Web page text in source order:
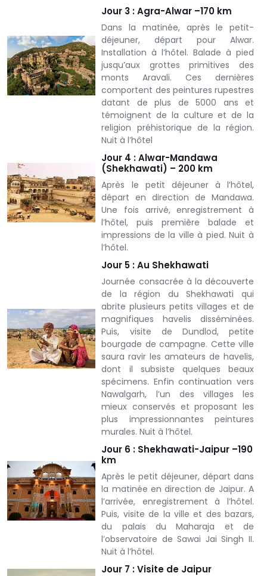
Jour 3 : Agra-Alwar –170 km
Dans la matinée, après le petit-
déjeuner, départ pour Alwar.
Installation à l’hôtel. Balade à pied
jusqu’aux grottes primitives des
monts Aravali. Ces dernières
comportent des peintures rupestres
datant de plus de 5000 ans et
témoignent de la culture et de la
religion préhistorique de la région.
Nuit à l’hôtel
Jour 4 : Alwar-Mandawa
(Shekhawati) – 200 km
Après le petit déjeuner à l’hôtel,
départ en direction de Mandawa.
Une fois arrivé, enregistrement à
l’hôtel, puis première balade et
impressions de la ville à pied. Nuit à
l’hôtel.
Jour 5 : Au Shekhawati
Journée consacrée à la découverte
de la région du Shekhawati qui
abrite plusieurs petits villages et de
magnifiques havelis disséminées.
Puis, visite de Dundlod, petite
bourgade de campagne. Cette ville
saura ravir les amateurs de havelis,
dont il subsiste quelques beaux
spécimens. Enfin continuation vers
Nawalgarh, l’un des villages les
mieux conservés et proposant les
plus impressionnantes peintures
murales. Nuit à l’hôtel.
Jour 6 : Shekhawati-Jaipur –190
km
Après le petit déjeuner, départ dans
la matinée en direction de Jaipur. A
l’arrivée, enregistrement à l’hôtel.
Puis, visite de la ville et des bazars,
du palais du Maharaja et de
l’observatoire de Sawai Jai Singh II.
Nuit à l’hôtel.
Jour 7 : Visite de Jaipur